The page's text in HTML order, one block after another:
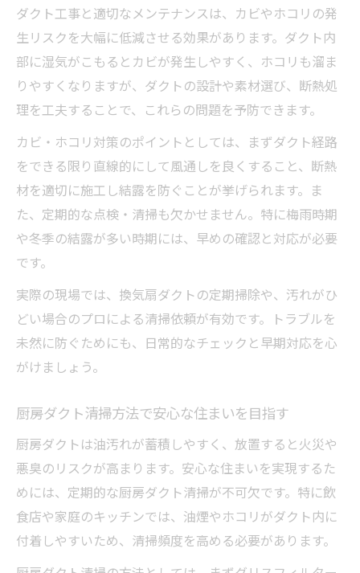
空調ダクト清掃方法とプロ技術の違いを解
説
ダクト工事をプロに任せるべき場面とは何
か
ダクト工事が健康と快適な暮らしを支える
マンションダクト掃除の必要性と健康効果
空調ダクト清掃方法で快適性を維持する秘
清掃道具を活用したダクト工事の省エネ効
果
厨房ダクト清掃方法で家族を守る実践ポイ
ント
ダクト工事と適切なメンテナンスは、カビやホコリの発
生リスクを大幅に低減させる効果があります。ダクト内
部に湿気がこもるとカビが発生しやすく、ホコリも溜ま
りやすくなりますが、ダクトの設計や素材選び、断熱処
理を工夫することで、これらの問題を予防できます。
カビ・ホコリ対策のポイントとしては、まずダクト経路
をできる限り直線的にして風通しを良くすること、断熱
材を適切に施工し結露を防ぐことが挙げられます。ま
た、定期的な点検・清掃も欠かせません。特に梅雨時期
や冬季の結露が多い時期には、早めの確認と対応が必要
です。
実際の現場では、換気扇ダクトの定期掃除や、汚れがひ
どい場合のプロによる清掃依頼が有効です。トラブルを
未然に防ぐためにも、日常的なチェックと早期対応を心
がけましょう。
厨房ダクト清掃方法で安心な住まいを目指す
厨房ダクトは油汚れが蓄積しやすく、放置すると火災や
悪臭のリスクが高まります。安心な住まいを実現するた
めには、定期的な厨房ダクト清掃が不可欠です。特に飲
食店や家庭のキッチンでは、油煙やホコリがダクト内に
付着しやすいため、清掃頻度を高める必要があります。